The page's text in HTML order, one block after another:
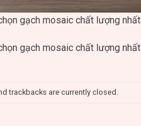
gạch mosaic chất lượng nhất
gạch mosaic chất lượng nhất
trackbacks are currently closed.